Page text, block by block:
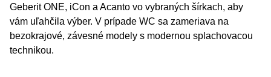
Geberit ONE, iCon a Acanto vo vybraných šírkach, aby
vám uľahčila výber. V prípade WC sa zameriava na
bezokrajové, závesné modely s modernou splachovacou
technikou.